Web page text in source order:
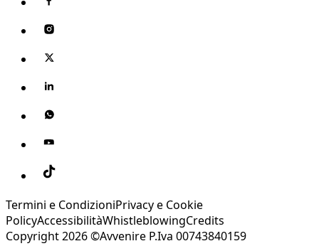
Termini e CondizioniPrivacy e Cookie
PolicyAccessibilitàWhistleblowingCredits
Copyright 2026 ©Avvenire P.Iva 00743840159